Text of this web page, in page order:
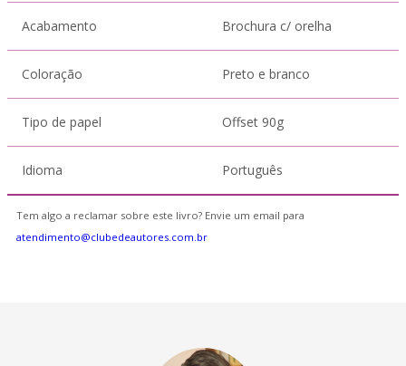
Acabamento Brochura c/ orelha
Coloração Preto e branco
Tipo de papel Offset 90g
Idioma Português
Tem algo a reclamar sobre este livro? Envie um email para
atendimento@clubedeautores.com.br